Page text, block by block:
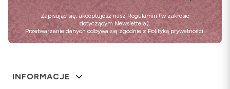
Zapisując się, akceptujesz nasz Regulamin (w zakresie
dotyczącym Newslettera).
Przetwarzanie danych odbywa się zgodnie z Polityką prywatności.
Linki w stopce
INFORMACJE